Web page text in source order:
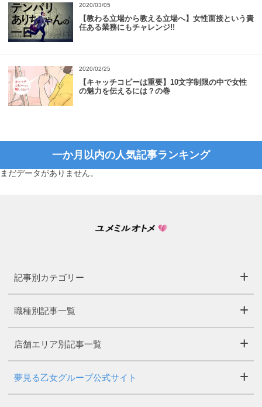
2020/03/05
【教わる立場から教える立場へ】女性面接という責
任ある業務にもチャレンジ!!
2020/02/25
【キャッチコピーは重要】10文字制限の中で女性
の魅力を伝えるには？の巻
一か月以内の人気記事ランキング
まだデータがありません。
記事別カテゴリー
職種別記事一覧
店舗エリア別記事一覧
夢見る乙女グループ公式サイト